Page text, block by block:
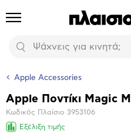
Προϊόντα
Αναζήτηση
Apple Accessories
Βασικά
χαρακτηριστικά
Apple Ποντίκι Magic
Κωδικός Πλαίσιο 3953106
Εξέλιξη τιμής